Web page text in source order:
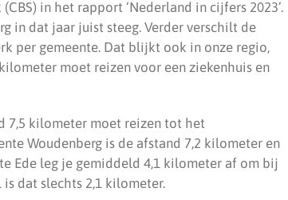
in het rapport ‘Nederland in cijfers 2023’.
in dat jaar juist steeg. Verder verschilt de
per gemeente. Dat blijkt ook in onze regio,
moet reizen voor een ziekenhuis en
7,5 kilometer moet reizen tot het
Woudenberg is de afstand 7,2 kilometer en
Ede leg je gemiddeld 4,1 kilometer af om bij
dat slechts 2,1 kilometer.